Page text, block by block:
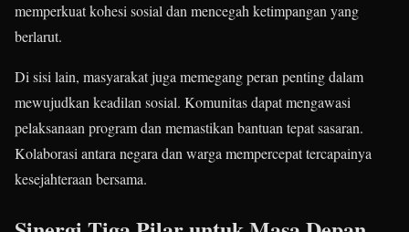
memperkuat kohesi sosial dan mencegah ketimpangan yang
berlarut.
Di sisi lain, masyarakat juga memegang peran penting dalam
mewujudkan keadilan sosial. Komunitas dapat mengawasi
pelaksanaan program dan memastikan bantuan tepat sasaran.
Kolaborasi antara negara dan warga mempercepat tercapainya
kesejahteraan bersama.